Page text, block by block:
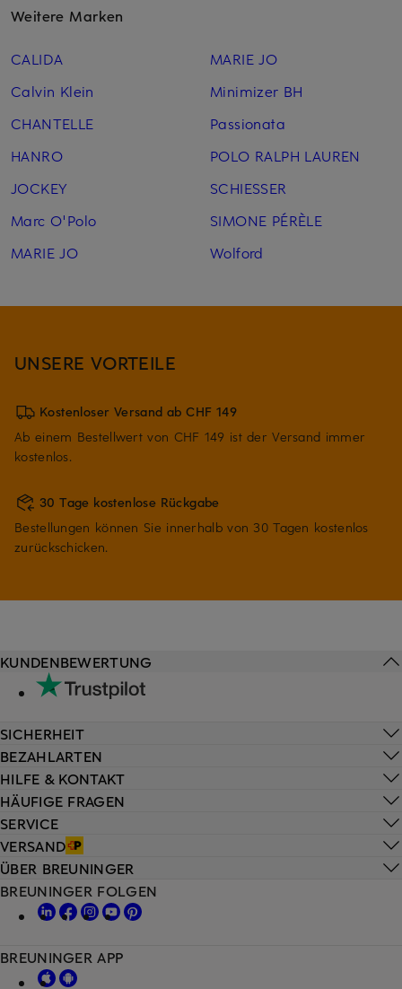
Weitere Marken
CALIDA
Calvin Klein
CHANTELLE
HANRO
JOCKEY
Marc O'Polo
MARIE JO
MARIE JO
Minimizer BH
Passionata
POLO RALPH LAUREN
SCHIESSER
SIMONE PÉRÈLE
Wolford
UNSERE VORTEILE
Kostenloser Versand ab CHF 149
Ab einem Bestellwert von CHF 149 ist der Versand immer
kostenlos.
30 Tage kostenlose Rückgabe
Bestellungen können Sie innerhalb von 30 Tagen kostenlos
zurückschicken.
HILFE & KONTAKT
HÄUFIGE FRAGEN
SERVICE
VERSAND
KUNDENBEWERTUNG
SICHERHEIT
BEZAHLARTEN
ÜBER BREUNINGER
BREUNINGER FOLGEN
BREUNINGER APP